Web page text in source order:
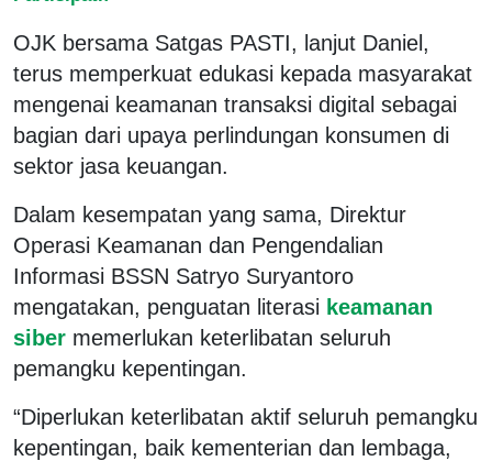
OJK bersama Satgas PASTI, lanjut Daniel,
terus memperkuat edukasi kepada masyarakat
mengenai keamanan transaksi digital sebagai
bagian dari upaya perlindungan konsumen di
sektor jasa keuangan.
Dalam kesempatan yang sama, Direktur
Operasi Keamanan dan Pengendalian
Informasi BSSN Satryo Suryantoro
mengatakan, penguatan literasi keamanan
siber memerlukan keterlibatan seluruh
pemangku kepentingan.
“Diperlukan keterlibatan aktif seluruh pemangku
kepentingan, baik kementerian dan lembaga,